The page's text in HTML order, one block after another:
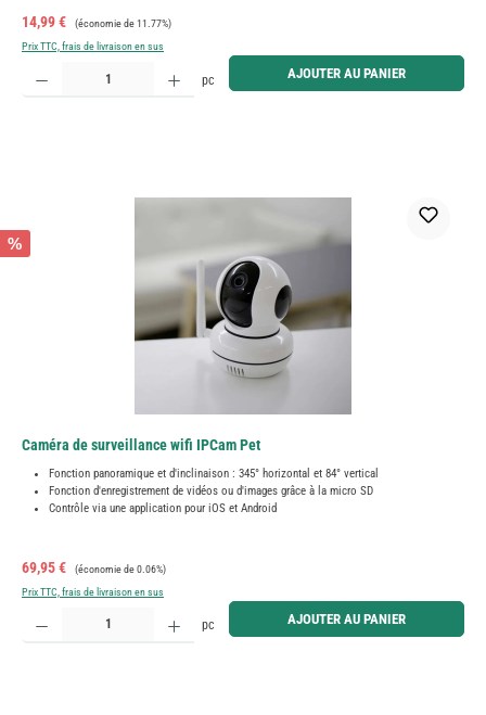
Prix de vente :
14,99 € Prix régulier :
(économie de 11.77%)
Prix TTC, frais de livraison en sus
Quantité de produit : Entrez la quantité souhaitée ou utilisez les boutons pour augmenter ou
pc AJOUTER AU PANIER
%
Caméra de surveillance wifi IPCam Pet
Fonction panoramique et d'inclinaison : 345° horizontal et 84° vertical
Fonction d'enregistrement de vidéos ou d'images grâce à la micro SD
Contrôle via une application pour iOS et Android
Prix de vente :
69,95 € Prix régulier :
(économie de 0.06%)
Prix TTC, frais de livraison en sus
Quantité de produit : Entrez la quantité souhaitée ou utilisez les boutons pour augmenter ou
pc AJOUTER AU PANIER